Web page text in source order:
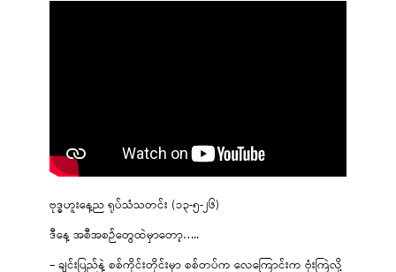
ဗုဒ္ဓဟူးနေ့ည ရုပ်သံသတင်း (၁၃-၅-၂၆)
ဒီနေ့ အစီအစဉ်တွေထဲမှာတော့…..
– ချင်းပြည်နဲ့ စစ်ကိုင်းတိုင်းမှာ စစ်တပ်က လေကြောင်းက ဗုံးကြဲလို့